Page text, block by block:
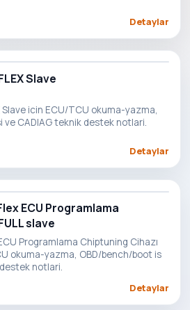
Detaylar
Slave
icin ECU/TCU okuma-yazma,
ve CADIAG teknik destek notlari.
Detaylar
ECU Programlama
slave
Programlama Chiptuning Cihazı
okuma-yazma, OBD/bench/boot is
notlari.
Detaylar